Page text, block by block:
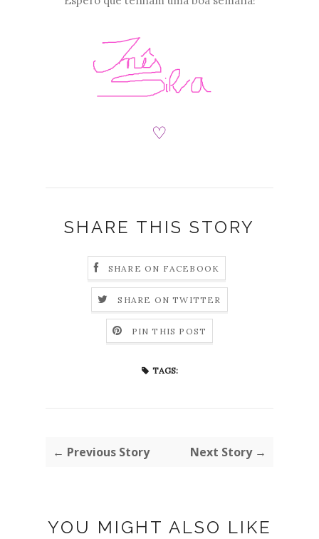
♡
SHARE THIS STORY
SHARE ON FACEBOOK
SHARE ON TWITTER
PIN THIS POST
TAGS:
← Previous Story Next Story →
YOU MIGHT ALSO LIKE